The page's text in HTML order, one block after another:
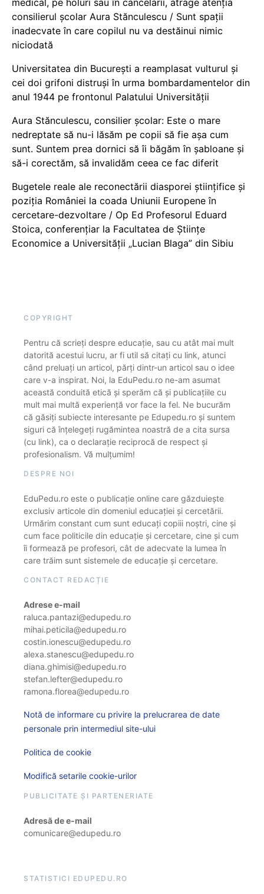
medical, pe holuri sau în cancelarii, atrage atenția
consilierul școlar Aura Stănculescu / Sunt spații
inadecvate în care copilul nu va destăinui nimic
niciodată
Universitatea din București a reamplasat vulturul și
cei doi grifoni distruși în urma bombardamentelor din
anul 1944 pe frontonul Palatului Universității
Aura Stănculescu, consilier școlar: Este o mare
nedreptate să nu-i lăsăm pe copii să fie așa cum
sunt. Suntem prea dornici să îi băgăm în șabloane și
să-i corectăm, să invalidăm ceea ce fac diferit
Bugetele reale ale reconectării diasporei științifice și
poziția României la coada Uniunii Europene în
cercetare-dezvoltare / Op Ed Profesorul Eduard
Stoica, conferențiar la Facultatea de Științe
Economice a Universității „Lucian Blaga” din Sibiu
COPYRIGHT
Pentru că scrieți despre educație, sau cu atât mai mult
datorită acestui lucru, ar fi util să citați cu link, atunci
când preluați un articol, părți dintr-un articol sau o idee
care v-a inspirat. Noi, la EduPedu.ro ne-am asumat
această conduită etică și sperăm că și publicațiile cu
mult mai multă experiență vor face la fel. Ne bucurăm
că găsiți subiecte interesante pe Edupedu.ro și suntem
siguri că înțelegeți rugămintea noastră de a cita sursa
(cu link), ca o declarație reciprocă de respect și
profesionalism. Vă mulțumim!
DESPRE NOI
EduPedu.ro este o publicație online care găzduiește
exclusiv articole din domeniul educației și cercetării.
Urmărim constant cum sunt educați copiii noștri, cine și
cum face politicile din educație și cercetare, cine și cum
îi formează pe profesori, cât de adecvate la lumea în
care trăim sunt sistemele de educație și cercetare.
CONTACT REDACȚIE
Adrese e-mail
raluca.pantazi@edupedu.ro
mihai.peticila@edupedu.ro
costin.ionescu@edupedu.ro
alexa.stanescu@edupedu.ro
diana.ghimisi@edupedu.ro
stefan.lefter@edupedu.ro
ramona.florea@edupedu.ro
Notă de informare cu privire la prelucrarea de date
personale prin intermediul site-ului
Politica de cookie
Modifică setarile cookie-urilor
PUBLICITATE ȘI PARTENERIATE
Adresă de e-mail
comunicare@edupedu.ro
STATISTICI EDUPEDU.RO